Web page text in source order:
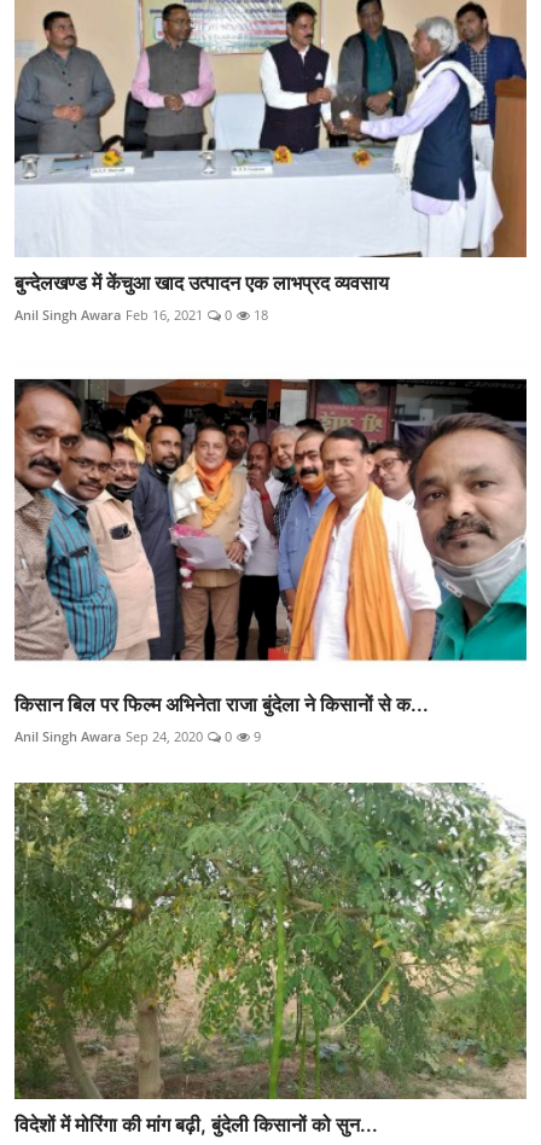
बुन्देलखण्ड में केंचुआ खाद उत्पादन एक लाभप्रद व्यवसाय
Anil Singh Awara Feb 16, 2021 0 18
किसान बिल पर फिल्म अभिनेता राजा बुंदेला ने किसानों से क...
Anil Singh Awara Sep 24, 2020 0 9
विदेशों में मोरिंगा की मांग बढ़ी, बुंदेली किसानों को सुन...